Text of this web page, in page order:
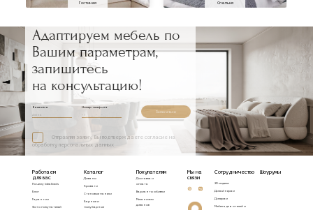
Гостиная Спальня
Адаптируем мебель по
Вашим параметрам,
запишитесь
на консультацию!
Ваше имя Номер телефона
Записаться
Отправляя заявку, Вы подтверждаете согласие на
обработку персональных данных
Работаем
для вас
Почему Idealbeds
Блог
Гарантии
Фото покупателей
Каталог
Диваны
Кровати
Стеновые панели
Барные и
полубарные
Покупателям
Доставка и
оплата
Варианты обивки
Механизмы
диванов
Мы на
связи
Сотрудничество
3D модели
Дизайнерам
Дилерам
Мебель для отелей и
Шоурумы